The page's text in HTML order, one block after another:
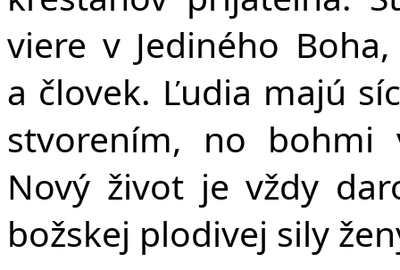
viere v Jediného
a človek. Ľudia majú
stvorením, no
Nový život je vždy
božskej plodivej sily